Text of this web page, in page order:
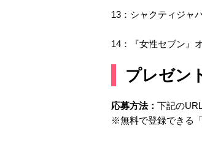
13：シャクティジャ
14：『女性セブン』
プレゼン
応募方法： 下記の
※無料で登録できる